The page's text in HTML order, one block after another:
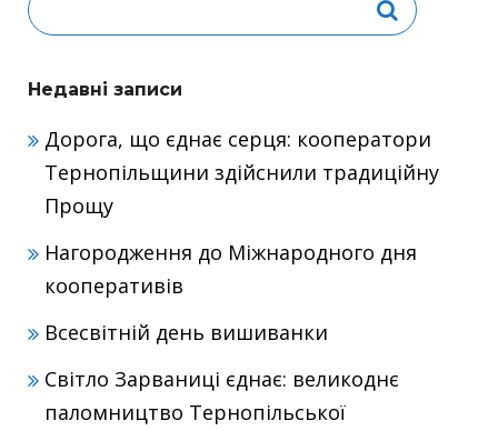
Недавні записи
Дорога, що єднає серця: кооператори
Тернопільщини здійснили традиційну
Прощу
Нагородження до Міжнародного дня
кооперативів
Всесвітній день вишиванки
Світло Зарваниці єднає: великоднє
паломництво Тернопільської